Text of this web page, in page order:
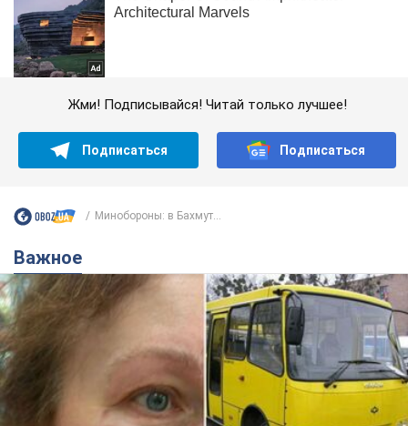
Жми! Подписывайся! Читай только лучшее!
Подписаться Подписаться
Минобороны: в Бахмут...
Важное